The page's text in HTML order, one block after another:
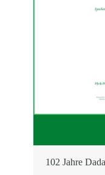
102 Jahre Dada